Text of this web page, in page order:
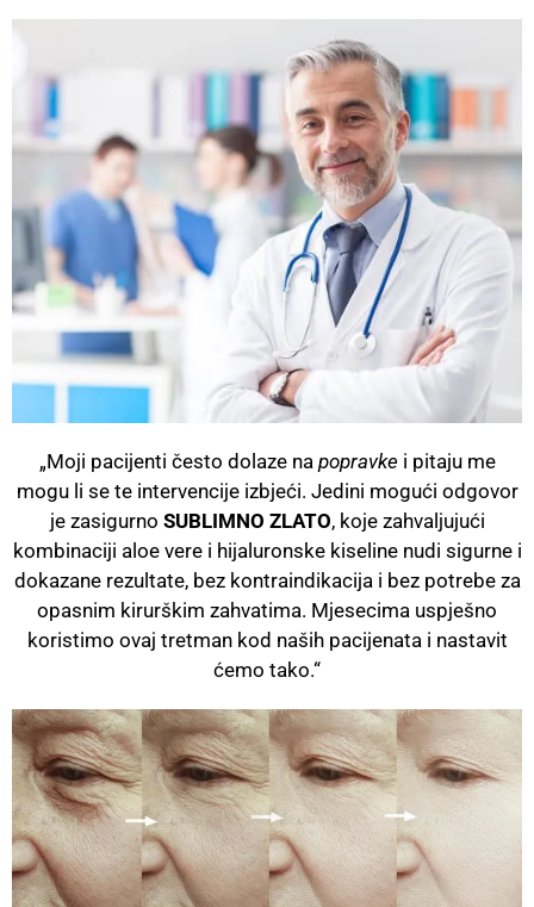
„Moji pacijenti često dolaze na popravke i pitaju me
mogu li se te intervencije izbjeći. Jedini mogući odgovor
je zasigurno SUBLIMNO ZLATO, koje zahvaljujući
kombinaciji aloe vere i hijaluronske kiseline nudi sigurne i
dokazane rezultate, bez kontraindikacija i bez potrebe za
opasnim kirurškim zahvatima. Mjesecima uspješno
koristimo ovaj tretman kod naših pacijenata i nastavit
ćemo tako.“